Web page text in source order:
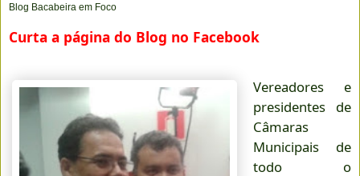
Blog Bacabeira em Foco
Curta a página do Blog no Facebook
Vereadores e
presidentes de
Câmaras
Municipais de
todo o